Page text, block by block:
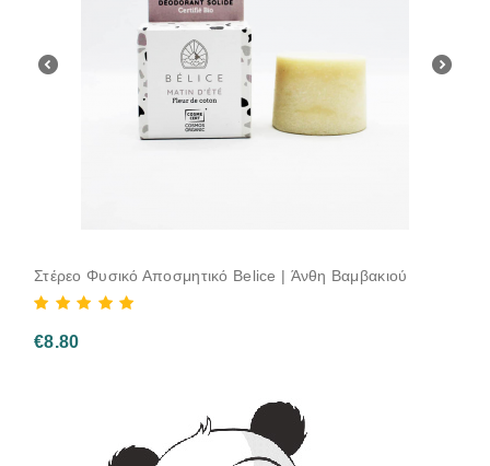
Στέρεο Φυσικό Αποσμητικό Belice | Άνθη Βαμβακιού
€8.80